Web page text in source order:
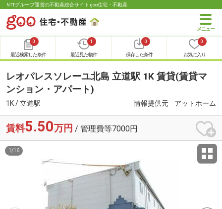
NTTグループ運営の不動産総合サイト goo住宅・不動産
0
最近検索した条件
1
最近見た物件
0
保存した条件
0
お気に入り
レオパレスソレーユ北島 立道駅 1K 賃貸(賃貸マ
ンション・アパート)
1K / 立道駅 情報提供元 アットホーム
賃料5.50万円 / 管理費等7000円
1 /16